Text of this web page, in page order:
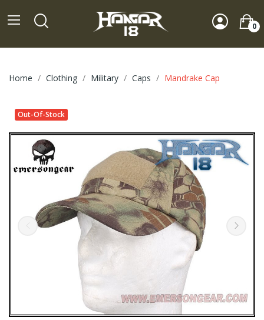
0
Home Clothing Military Caps Mandrake Cap
Out-Of-Stock